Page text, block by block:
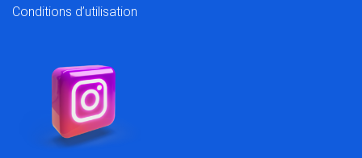
Conditions d’utilisation